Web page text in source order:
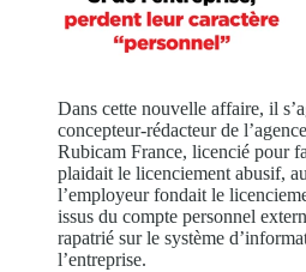
Dans cette nouvelle affaire, il
concepteur-rédacteur de
Rubicam France, licencié pour
plaidait le licenciement abusif,
l’employeur fondait le
issus du compte personnel
rapatrié sur le système
l’entreprise.